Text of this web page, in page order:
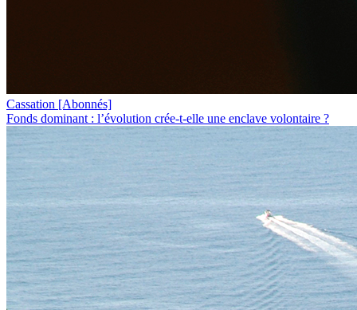
Cassation [Abonnés]
Fonds dominant : l’évolution crée-t-elle une enclave volontaire ?